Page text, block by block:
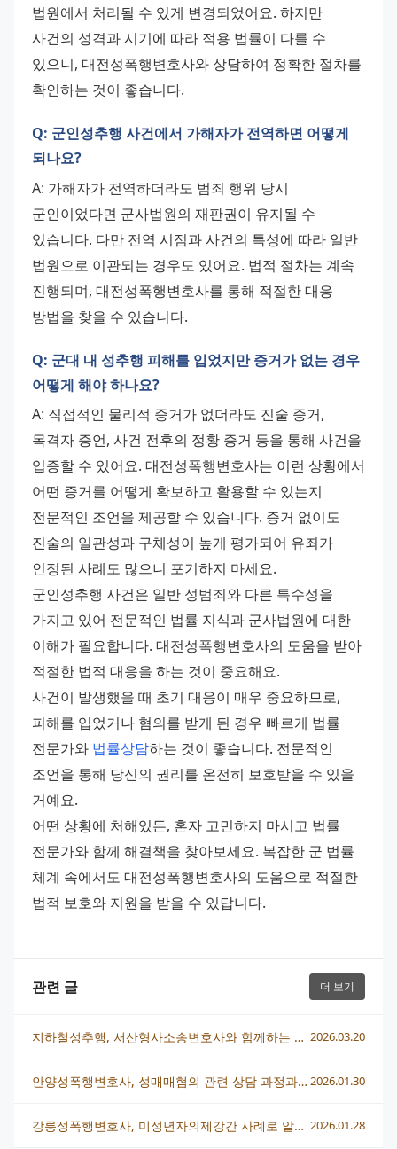
법원에서 처리될 수 있게 변경되었어요. 하지만
사건의 성격과 시기에 따라 적용 법률이 다를 수
있으니, 대전성폭행변호사와 상담하여 정확한 절차를
확인하는 것이 좋습니다.
Q: 군인성추행 사건에서 가해자가 전역하면 어떻게
되나요?
A: 가해자가 전역하더라도 범죄 행위 당시
군인이었다면 군사법원의 재판권이 유지될 수
있습니다. 다만 전역 시점과 사건의 특성에 따라 일반
법원으로 이관되는 경우도 있어요. 법적 절차는 계속
진행되며, 대전성폭행변호사를 통해 적절한 대응
방법을 찾을 수 있습니다.
Q: 군대 내 성추행 피해를 입었지만 증거가 없는 경우
어떻게 해야 하나요?
A: 직접적인 물리적 증거가 없더라도 진술 증거,
목격자 증언, 사건 전후의 정황 증거 등을 통해 사건을
입증할 수 있어요. 대전성폭행변호사는 이런 상황에서
어떤 증거를 어떻게 확보하고 활용할 수 있는지
전문적인 조언을 제공할 수 있습니다. 증거 없이도
진술의 일관성과 구체성이 높게 평가되어 유죄가
인정된 사례도 많으니 포기하지 마세요.
군인성추행 사건은 일반 성범죄와 다른 특수성을
가지고 있어 전문적인 법률 지식과 군사법원에 대한
이해가 필요합니다. 대전성폭행변호사의 도움을 받아
적절한 법적 대응을 하는 것이 중요해요.
사건이 발생했을 때 초기 대응이 매우 중요하므로,
피해를 입었거나 혐의를 받게 된 경우 빠르게 법률
전문가와 법률상담하는 것이 좋습니다. 전문적인
조언을 통해 당신의 권리를 온전히 보호받을 수 있을
거예요.
어떤 상황에 처해있든, 혼자 고민하지 마시고 법률
전문가와 함께 해결책을 찾아보세요. 복잡한 군 법률
체계 속에서도 대전성폭행변호사의 도움으로 적절한
법적 보호와 지원을 받을 수 있답니다.
관련 글 더 보기
지하철성추행, 서산형사소송변호사와 함께하는 대응과 법적 해결책 2026.03.20
안양성폭행변호사, 성매매혐의 관련 상담 과정과 법적 대응 방법 2026.01.30
강릉성폭행변호사, 미성년자의제강간 사례로 알아보는 변호 전략 2026.01.28